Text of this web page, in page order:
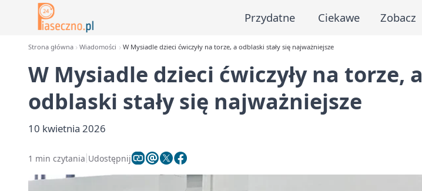
Przydatne Ciekawe Zobacz
Strona główna Wiadomości W Mysiadle dzieci ćwiczyły na torze, a odblaski stały się najważniejsze
W Mysiadle dzieci ćwiczyły na torze, a
odblaski stały się najważniejsze
10 kwietnia 2026
1 min czytania Udostępnij